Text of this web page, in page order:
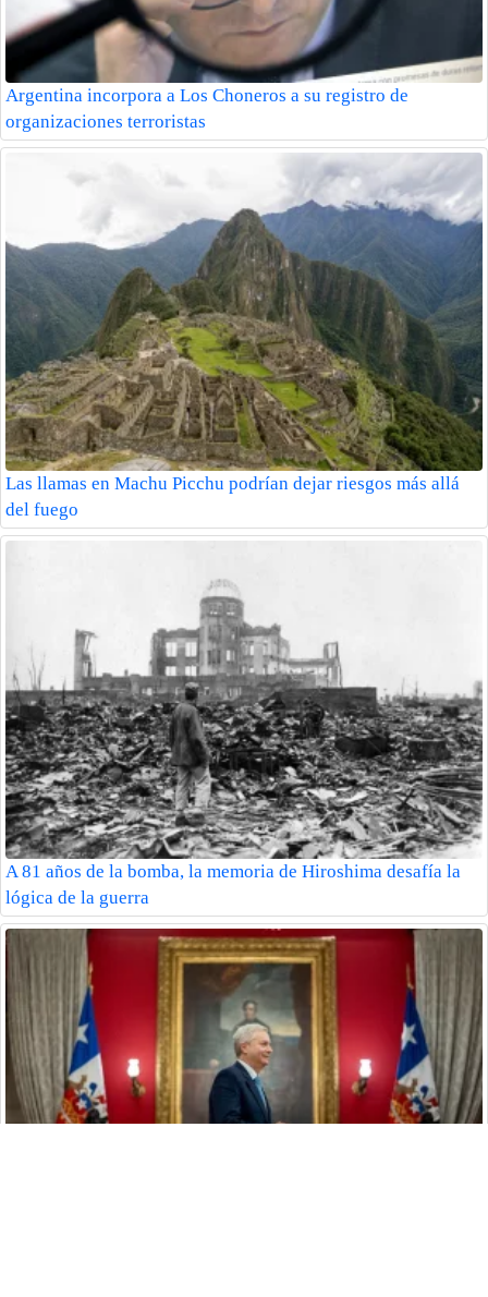
Argentina incorpora a Los Choneros a su registro de
organizaciones terroristas
Las llamas en Machu Picchu podrían dejar riesgos más allá
del fuego
A 81 años de la bomba, la memoria de Hiroshima desafía la
lógica de la guerra